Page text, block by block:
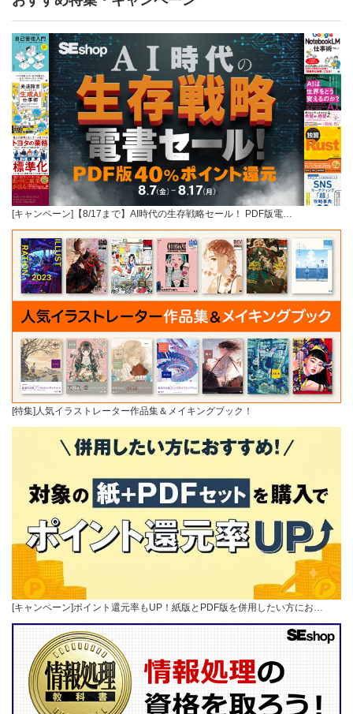
[キャンペーン]【8/17まで】AI時代の生存戦略セール！ PDF版電…
[特集]人気イラストレーター作品集＆メイキングブック！
[キャンペーン]ポイント還元率もUP！紙版とPDF版を併用したい方にお…